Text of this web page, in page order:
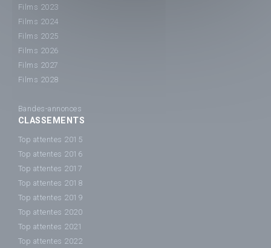
Films 2023
Films 2024
Films 2025
Films 2026
Films 2027
Films 2028
Bandes-annonces
CLASSEMENTS
Top attentes 2015
Top attentes 2016
Top attentes 2017
Top attentes 2018
Top attentes 2019
Top attentes 2020
Top attentes 2021
Top attentes 2022